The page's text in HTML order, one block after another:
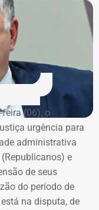
(06), o
urgência para
administrativa
e
de seus
do período de
na disputa, de